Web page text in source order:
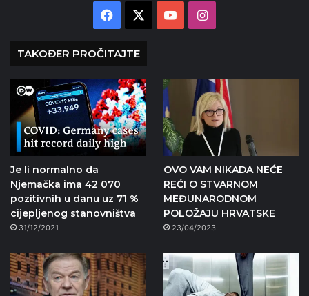
Facebook YouTubeInstagram
TAKOĐER PROČITAJTE
Je li normalno da
Njemačka ima 42 070
pozitivnih u danu uz 71 %
cijepljenog stanovništva
31/12/2021
OVO VAM NIKADA NEĆE
REĆI O STVARNOM
MEĐUNARODNOM
POLOŽAJU HRVATSKE
23/04/2023